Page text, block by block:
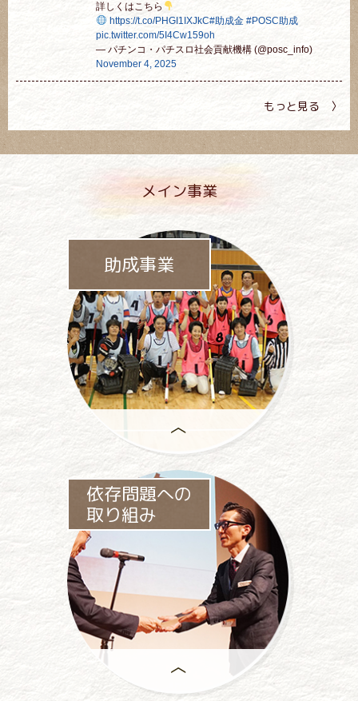
詳しくはこちら
https://t.co/PHGI1IXJkC#助成金 #POSC助成
pic.twitter.com/5I4Cw159oh
— パチンコ・パチスロ社会貢献機構 (@posc_info)
November 4, 2025
もっと見る 〉
メイン事業
助成事業
助成事業は、
一般社団法人パチンコパチスロ
社会貢献機構の
中心事業です
依存問題への
取り組み